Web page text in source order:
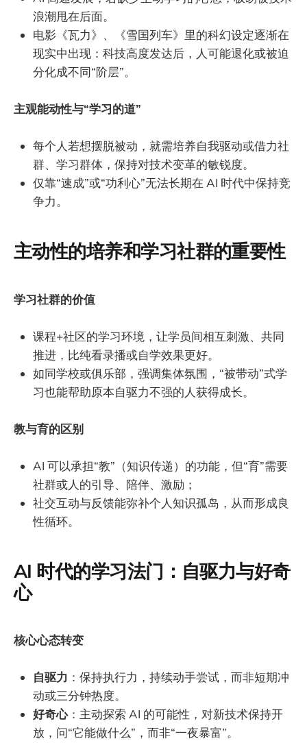
浪潮甩在后面。
电影《瓦力》、《雪国列车》里的科幻设定逐渐在
现实中出现：科技高度发达后，人可能退化或被迫
分化成不同“阶层”。
主观能动性与“学习的道”
每个人若想摆脱被动，就需培养自我驱动或借力社
群、学习群体，保持对技术变革的敏锐度。
仅靠“速成”或“功利心”无法长期在 AI 时代中保持竞
争力。
主动性的培养和学习社群的重要性
学习社群的价值
课程+社区的学习环境，让学员间相互刺激、共同
推进，比纯看录播或自学效果更好。
如同学校或俱乐部，强调集体氛围，“被带动”式学
习也能帮助原本自驱力不强的人获得成长。
教与育的区别
AI 可以承担“教”（知识传递）的功能，但“育”需要
社群或人的引导、陪伴、激励；
社交互动与反馈能弥补个人知识孤岛，从而形成良
性循环。
AI 时代的学习法门：自驱力与好奇
心
核心心态转变
自驱力 ：保持执行力，持续动手尝试，而非短期冲
动或三分钟热度。
好奇心：主动探索 AI 的可能性，对新技术保持开
放，问“它能做什么”，而非“一夜暴富”。